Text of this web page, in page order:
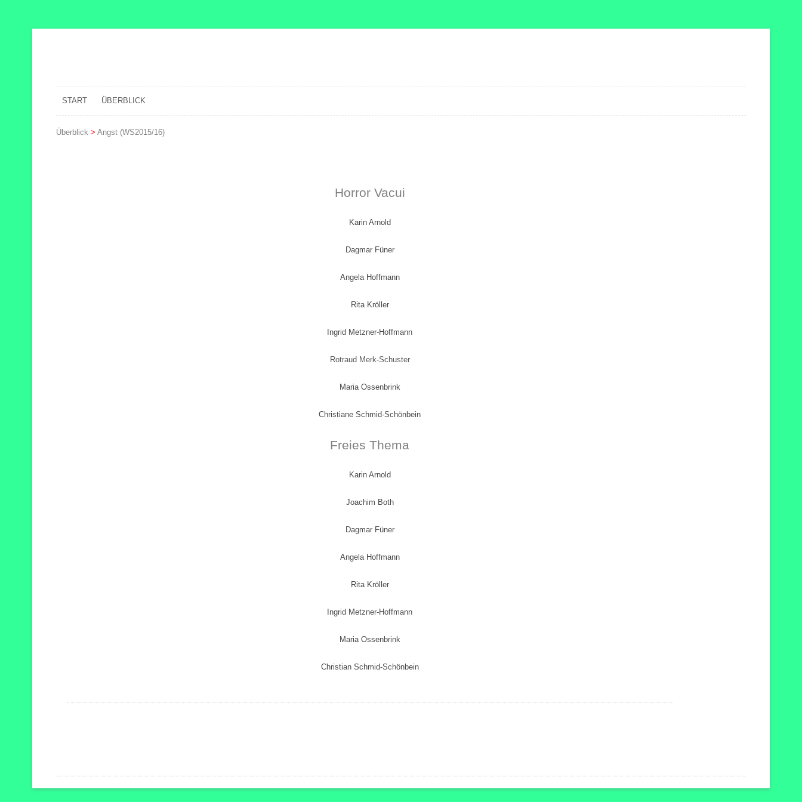
START
ÜBERBLICK
Überblick > Angst (WS2015/16)
Horror Vacui
Karin Arnold
Dagmar Füner
Angela Hoffmann
Rita Kröller
Ingrid Metzner-Hoffmann
Rotraud Merk-Schuster
Maria Ossenbrink
Christiane Schmid-Schönbein
Freies Thema
Karin Arnold
Joachim Both
Dagmar Füner
Angela Hoffmann
Rita Kröller
Ingrid Metzner-Hoffmann
Maria Ossenbrink
Christian Schmid-Schönbein